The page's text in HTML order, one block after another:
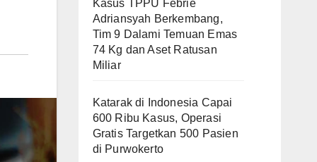
Kasus TPPU Febrie
Adriansyah Berkembang,
Tim 9 Dalami Temuan Emas
74 Kg dan Aset Ratusan
Miliar
Katarak di Indonesia Capai
600 Ribu Kasus, Operasi
Gratis Targetkan 500 Pasien
di Purwokerto